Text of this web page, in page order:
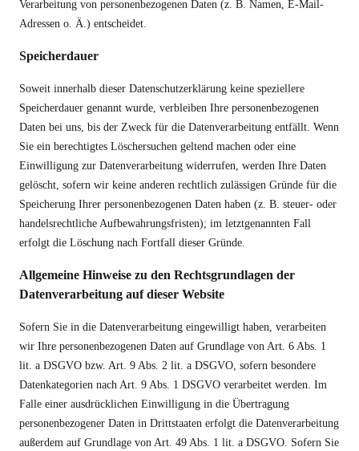
Verarbeitung von personenbezogenen Daten (z. B. Namen, E-Mail-
Adressen o. Ä.) entscheidet.
Speicherdauer
Soweit innerhalb dieser Datenschutzerklärung keine speziellere
Speicherdauer genannt wurde, verbleiben Ihre personenbezogenen
Daten bei uns, bis der Zweck für die Datenverarbeitung entfällt. Wenn
Sie ein berechtigtes Löschersuchen geltend machen oder eine
Einwilligung zur Datenverarbeitung widerrufen, werden Ihre Daten
gelöscht, sofern wir keine anderen rechtlich zulässigen Gründe für die
Speicherung Ihrer personenbezogenen Daten haben (z. B. steuer- oder
handelsrechtliche Aufbewahrungsfristen); im letztgenannten Fall
erfolgt die Löschung nach Fortfall dieser Gründe.
Allgemeine Hinweise zu den Rechtsgrundlagen der
Datenverarbeitung auf dieser Website
Sofern Sie in die Datenverarbeitung eingewilligt haben, verarbeiten
wir Ihre personenbezogenen Daten auf Grundlage von Art. 6 Abs. 1
lit. a DSGVO bzw. Art. 9 Abs. 2 lit. a DSGVO, sofern besondere
Datenkategorien nach Art. 9 Abs. 1 DSGVO verarbeitet werden. Im
Falle einer ausdrücklichen Einwilligung in die Übertragung
personenbezogener Daten in Drittstaaten erfolgt die Datenverarbeitung
außerdem auf Grundlage von Art. 49 Abs. 1 lit. a DSGVO. Sofern Sie